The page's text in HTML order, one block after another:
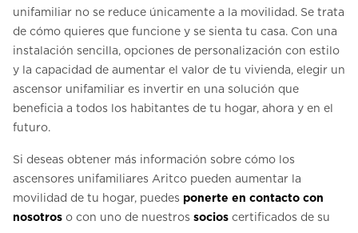
unifamiliar no se reduce únicamente a la movilidad. Se trata
de cómo quieres que funcione y se sienta tu casa. Con una
instalación sencilla, opciones de personalización con estilo
y la capacidad de aumentar el valor de tu vivienda, elegir un
ascensor unifamiliar es invertir en una solución que
beneficia a todos los habitantes de tu hogar, ahora y en el
futuro.
Si deseas obtener más información sobre cómo los
ascensores unifamiliares Aritco pueden aumentar la
movilidad de tu hogar, puedes ponerte en contacto con
nosotros o con uno de nuestros socios certificados de su